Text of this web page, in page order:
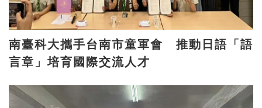
南臺科大攜手台南市童軍會 推動日語「語
言章」培育國際交流人才